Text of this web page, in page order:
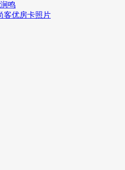
鸣
客优房卡照片